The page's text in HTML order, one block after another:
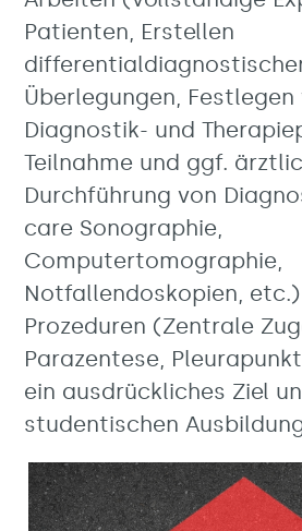
Patienten, Erstellen
Überlegungen, Festlegen
Diagnostik- und
Teilnahme und ggf.
Durchführung von
care Sonographie,
Computertomographie,
Notfallendoskopien,
Prozeduren (Zentrale
Parazentese,
ein ausdrückliches Ziel
studentischen